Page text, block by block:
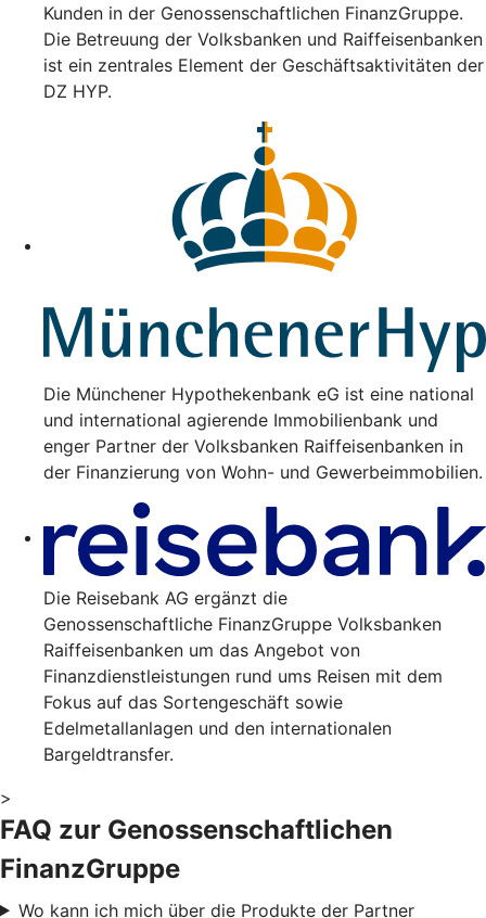
Kunden in der Genossenschaftlichen FinanzGruppe.
Die Betreuung der Volksbanken und Raiffeisenbanken
ist ein zentrales Element der Geschäftsaktivitäten der
DZ HYP.
Die Münchener Hypothekenbank eG ist eine national
und international agierende Immobilienbank und
enger Partner der Volksbanken Raiffeisenbanken in
der Finanzierung von Wohn- und Gewerbeimmobilien.
Die Reisebank AG ergänzt die
Genossenschaftliche FinanzGruppe Volksbanken
Raiffeisenbanken um das Angebot von
Finanzdienstleistungen rund ums Reisen mit dem
Fokus auf das Sortengeschäft sowie
Edelmetallanlagen und den internationalen
Bargeldtransfer.
>
FAQ zur Genossenschaftlichen
FinanzGruppe
Wo kann ich mich über die Produkte der Partner